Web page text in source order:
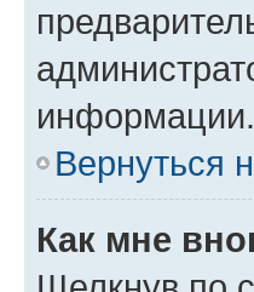
информации.
Вернуться
Как мне